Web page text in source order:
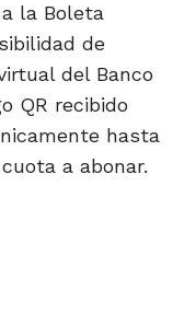
la Boleta
de
del Banco
QR recibido
hasta
a abonar.